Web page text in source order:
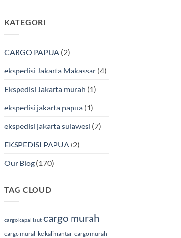
Cargo
pada
Ekspedisi
Laut
BMP
KATEGORI
CARGO PAPUA(2)
ekspedisi Jakarta Makassar(4)
Ekspedisi Jakarta murah (1)
ekspedisi jakarta papua(1)
ekspedisi jakarta sulawesi (7)
EKSPEDISI PAPUA(2)
Our Blog(170)
TAG CLOUD
cargo kapal laut cargo murah
cargo murah ke kalimantan cargo murah